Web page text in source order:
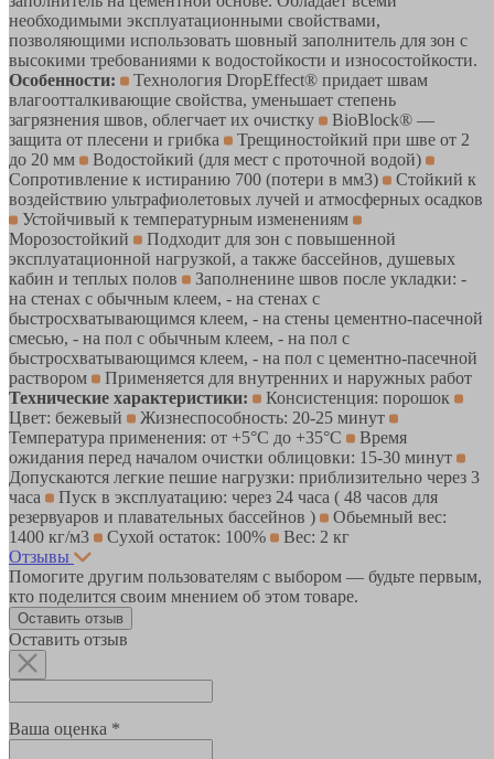
необходимыми эксплуатационными свойствами,
позволяющими использовать шовный заполнитель для зон с
высокими требованиями к водостойкости и износостойкости.
Особенности:
Технология DropEffect® придает швам
влагоотталкивающие свойства, уменьшает степень
загрязнения швов, облегчает их очистку
BioBlock® —
защита от плесени и грибка
Трещиностойкий при шве от 2
до 20 мм
Водостойкий (для мест с проточной водой)
Сопротивление к истиранию 700 (потери в мм3)
Стойкий к
воздействию ультрафиолетовых лучей и атмосферных осадков
Устойчивый к температурным изменениям
Морозостойкий
Подходит для зон с повышенной
эксплуатационной нагрузкой, а также бассейнов, душевых
кабин и теплых полов
Заполненине швов после укладки: -
на стенах с обычным клеем, - на стенах с
быстросхватывающимся клеем, - на стены цементно-пасечной
смесью, - на пол с обычным клеем, - на пол с
быстросхватывающимся клеем, - на пол с цементно-пасечной
раствором
Применяется для внутренних и наружных работ
Технические характеристики:
Консистенция: порошок
Цвет: бежевый
Жизнеспособность: 20-25 минут
Температура применения: от +5°С до +35°С
Время
ожидания перед началом очистки облицовки: 15-30 минут
Допускаются легкие пешие нагрузки: приблизительно через 3
часа
Пуск в эксплуатацию: через 24 часа ( 48 часов для
резервуаров и плавательных бассейнов )
Обьемный вес:
1400 кг/м3
Сухой остаток: 100%
Вес: 2 кг
Отзывы
Помогите другим пользователям с выбором — будьте первым,
кто поделится своим мнением об этом товаре.
Оставить отзыв
Оставить отзыв
Ваша оценка *